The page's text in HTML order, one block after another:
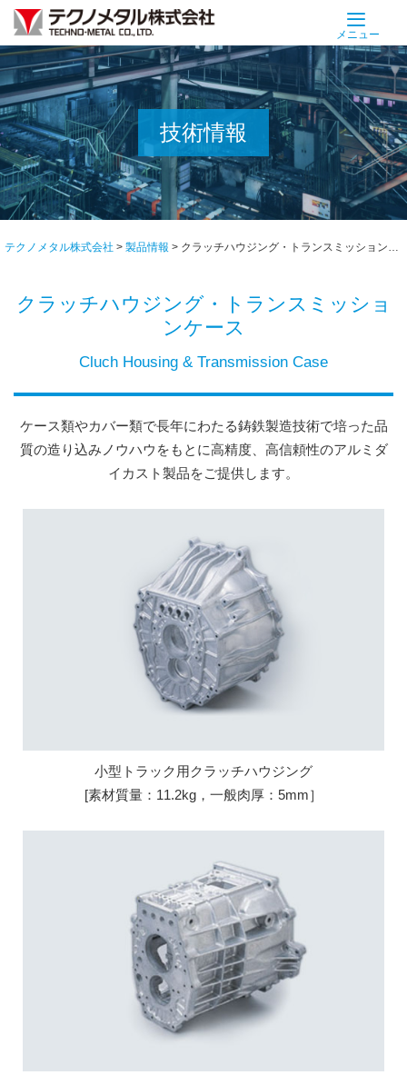
Skip
content
メニュー
技術情報
テクノメタル株式会社 > 製品情報 > クラッチハウジング・トランスミッションケース
クラッチハウジング・トランスミッショ
ンケース
Cluch Housing & Transmission Case
ケース類やカバー類で長年にわたる鋳鉄製造技術で培った品
質の造り込みノウハウをもとに高精度、高信頼性のアルミダ
イカスト製品をご提供します。
小型トラック用クラッチハウジング
[素材質量：11.2kg，一般肉厚：5mm］